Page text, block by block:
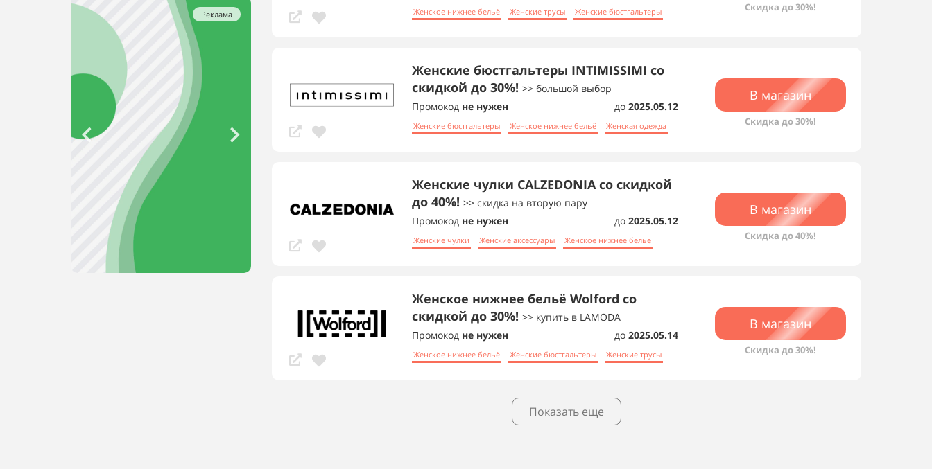
Реклама Женское нижнее бельё Женские трусы Женские бюстгальтеры Скидка до 30%!
Женские бюстгальтеры INTIMISSIMI со
скидкой до 30%! >> большой выбор
Промокод не нужен до 2025.05.12
Женские бюстгальтеры Женское нижнее бельё Женская одежда
В магазин
Скидка до 30%!
Женские чулки CALZEDONIA со скидкой
до 40%! >> скидка на вторую пару
Промокод не нужен до 2025.05.12
Женские чулки Женские аксессуары Женское нижнее бельё
В магазин
Скидка до 40%!
Женское нижнее бельё Wolford со
скидкой до 30%! >> купить в LAMODA
Промокод не нужен до 2025.05.14
Женское нижнее бельё Женские бюстгальтеры Женские трусы
В магазин
Скидка до 30%!
Показать еще